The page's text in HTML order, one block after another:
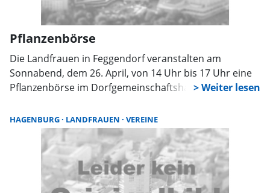
Pflanzenbörse
Die Landfrauen in Feggendorf veranstalten am
Sonnabend, dem 26. April, von 14 Uhr bis 17 Uhr eine
Pflanzenbörse im Dorfgemeinschaftshaus. Die Aktion
Bad Münder profitieren. Hinzu kommen Kaffee und
Kuchenbuffet. Der Erlös dieser Verköstigung fließt in
Projekte im Dorf.
HAGENBURG LANDFRAUEN VEREINE